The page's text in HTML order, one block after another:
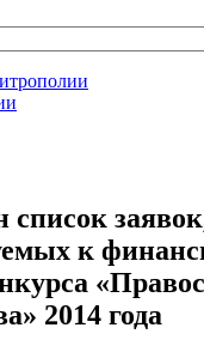
список
к
2014 года